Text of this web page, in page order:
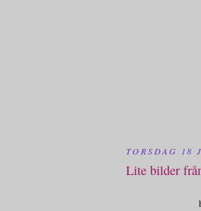
TORSDAG 18
Lite bilder